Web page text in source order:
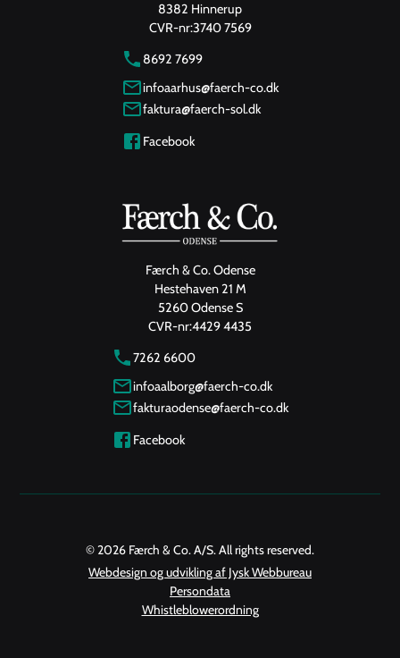
8382 Hinnerup
CVR-nr:3740 7569
8692 7699
infoaarhus@faerch-co.dk
faktura@faerch-sol.dk
Facebook
Færch & Co. Odense
Hestehaven 21 M
5260 Odense S
CVR-nr:4429 4435
7262 6600
infoaalborg@faerch-co.dk
fakturaodense@faerch-co.dk
Facebook
© 2026 Færch & Co. A/S. All rights reserved.
Webdesign og udvikling af Jysk Webbureau
Persondata
Whistleblowerordning